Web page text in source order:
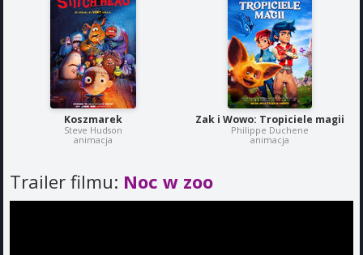
Koszmarek
Steve Hudson
animacja
Zak i Wowo: Tropiciele magii
Philippe Duchene
animacja
Trailer filmu: Noc w zoo